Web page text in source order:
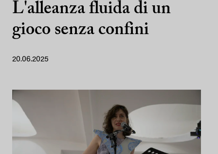
L'alleanza fluida di un
gioco senza confini
20.06.2025